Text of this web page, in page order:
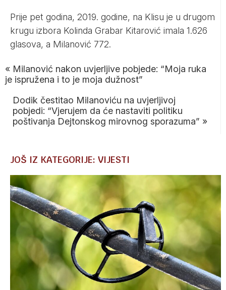
Prije pet godina, 2019. godine, na Klisu je u drugom
krugu izbora Kolinda Grabar Kitarović imala 1.626
glasova, a Milanović 772.
« Milanović nakon uvjerljive pobjede: “Moja ruka
je ispružena i to je moja dužnost”
Dodik čestitao Milanoviću na uvjerljivoj
pobjedi: “Vjerujem da će nastaviti politiku
poštivanja Dejtonskog mirovnog sporazuma” »
JOŠ IZ KATEGORIJE: VIJESTI